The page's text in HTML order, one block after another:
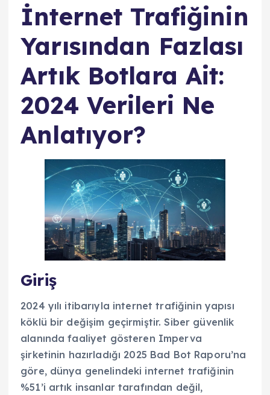
İnternet Trafiğinin
Yarısından Fazlası
Artık Botlara Ait:
2024 Verileri Ne
Anlatıyor?
Giriş
2024 yılı itibarıyla internet trafiğinin yapısı
köklü bir değişim geçirmiştir. Siber güvenlik
alanında faaliyet gösteren Imperva
şirketinin hazırladığı 2025 Bad Bot Raporu’na
göre, dünya genelindeki internet trafiğinin
%51’i artık insanlar tarafından değil,